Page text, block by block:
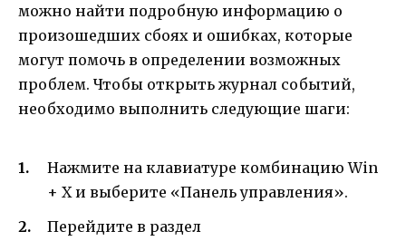
можно найти подробную информацию о
произошедших сбоях и ошибках, которые
могут помочь в определении возможных
проблем. Чтобы открыть журнал событий,
необходимо выполнить следующие шаги:
Нажмите на клавиатуре комбинацию Win
+ X и выберите «Панель управления».
Перейдите в раздел